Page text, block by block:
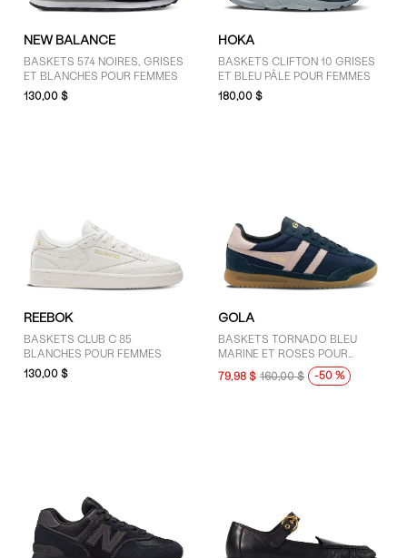
NEW BALANCE
BASKETS 574 NOIRES, GRISES
ET BLANCHES POUR FEMMES
130,00 $
HOKA
BASKETS CLIFTON 10 GRISES
ET BLEU PÂLE POUR FEMMES
180,00 $
REEBOK
BASKETS CLUB C 85
BLANCHES POUR FEMMES
130,00 $
GOLA
BASKETS TORNADO BLEU
MARINE ET ROSES POUR
FEMMES
79,98 $ 160,00 $ -50 %